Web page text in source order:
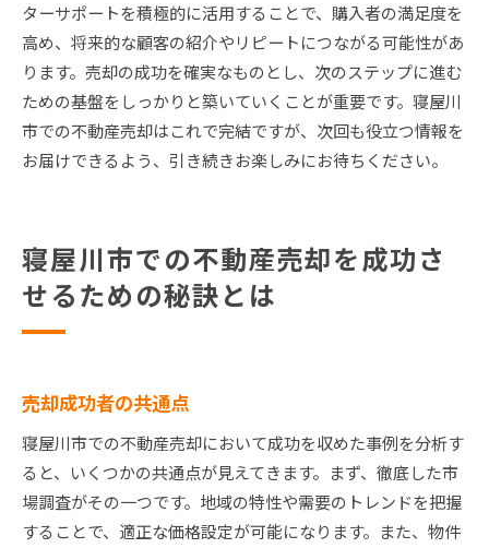
ターサポートを積極的に活用することで、購入者の満足度を
高め、将来的な顧客の紹介やリピートにつながる可能性があ
ります。売却の成功を確実なものとし、次のステップに進む
ための基盤をしっかりと築いていくことが重要です。寝屋川
市での不動産売却はこれで完結ですが、次回も役立つ情報を
お届けできるよう、引き続きお楽しみにお待ちください。
寝屋川市での不動産売却を成功さ
せるための秘訣とは
売却成功者の共通点
寝屋川市での不動産売却において成功を収めた事例を分析す
ると、いくつかの共通点が見えてきます。まず、徹底した市
場調査がその一つです。地域の特性や需要のトレンドを把握
することで、適正な価格設定が可能になります。また、物件